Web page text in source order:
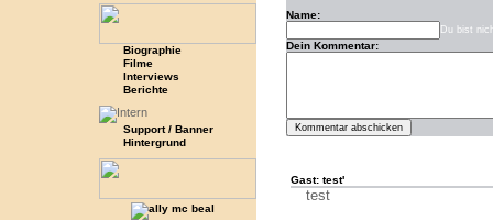
Biographie
Filme
Interviews
Berichte
Support / Banner
Hintergrund
Name:
Du bist
Dein Kommentar:
Gast: test'
test